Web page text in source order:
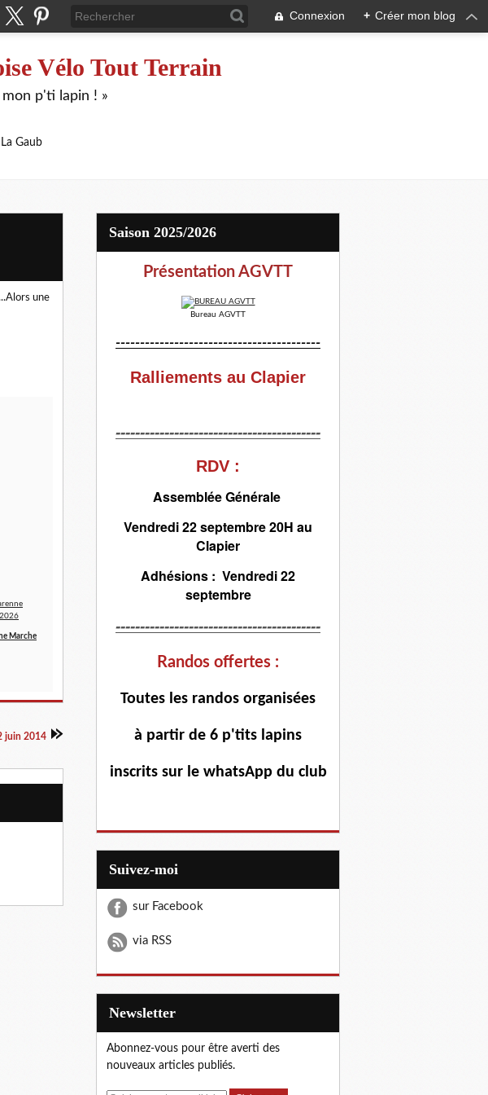
Connexion + Créer mon blog
Vélo Tout Terrain
p'ti lapin ! »
La Gaub
une
Marche
juin 2014
Saison 2025/2026
Présentation AGVTT
Bureau AGVTT
------------------------------------------
Ralliements au Clapier
------------------------------------------
RDV :
Assemblée Générale
Vendredi 22 septembre 20H au
Clapier
Adhésions : Vendredi 22
septembre
------------------------------------------
Randos offertes :
Toutes les randos organisées
à partir de 6 p'tits lapins
inscrits sur le whatsApp du club
Suivez-moi
sur Facebook
via RSS
Newsletter
Abonnez-vous pour être averti des
nouveaux articles publiés.